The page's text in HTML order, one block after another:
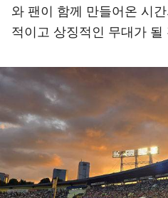
와 팬이 함께 만들어온 시
적이고 상징적인 무대가 될